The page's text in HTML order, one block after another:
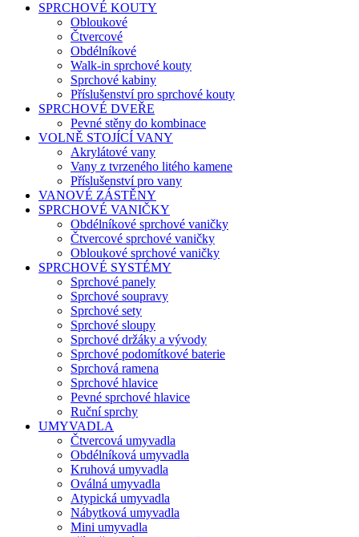
SPRCHOVÉ KOUTY
Obloukové
Čtvercové
Obdélníkové
Walk-in sprchové kouty
Sprchové kabiny
Příslušenství pro sprchové kouty
SPRCHOVÉ DVEŘE
Pevné stěny do kombinace
VOLNĚ STOJÍCÍ VANY
Akrylátové vany
Vany z tvrzeného litého kamene
Příslušenství pro vany
VANOVÉ ZÁSTĚNY
SPRCHOVÉ VANIČKY
Obdélníkové sprchové vaničky
Čtvercové sprchové vaničky
Obloukové sprchové vaničky
SPRCHOVÉ SYSTÉMY
Sprchové panely
Sprchové soupravy
Sprchové sety
Sprchové sloupy
Sprchové držáky a vývody
Sprchové podomítkové baterie
Sprchová ramena
Sprchové hlavice
Pevné sprchové hlavice
Ruční sprchy
UMYVADLA
Čtvercová umyvadla
Obdélníková umyvadla
Kruhová umyvadla
Oválná umyvadla
Atypická umyvadla
Nábytková umyvadla
Mini umyvadla